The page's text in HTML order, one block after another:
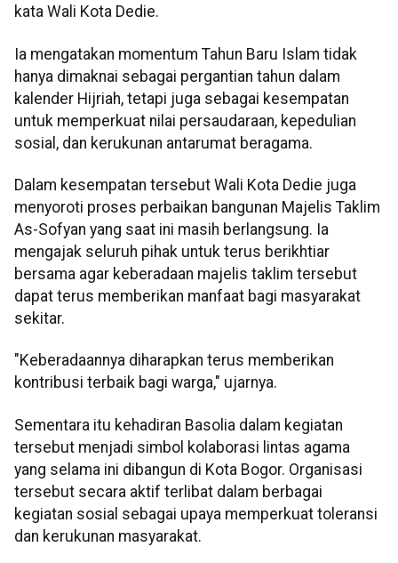
kata Wali Kota Dedie.
Ia mengatakan momentum Tahun Baru Islam tidak
hanya dimaknai sebagai pergantian tahun dalam
kalender Hijriah, tetapi juga sebagai kesempatan
untuk memperkuat nilai persaudaraan, kepedulian
sosial, dan kerukunan antarumat beragama.
Dalam kesempatan tersebut Wali Kota Dedie juga
menyoroti proses perbaikan bangunan Majelis Taklim
As-Sofyan yang saat ini masih berlangsung. Ia
mengajak seluruh pihak untuk terus berikhtiar
bersama agar keberadaan majelis taklim tersebut
dapat terus memberikan manfaat bagi masyarakat
sekitar.
"Keberadaannya diharapkan terus memberikan
kontribusi terbaik bagi warga," ujarnya.
Sementara itu kehadiran Basolia dalam kegiatan
tersebut menjadi simbol kolaborasi lintas agama
yang selama ini dibangun di Kota Bogor. Organisasi
tersebut secara aktif terlibat dalam berbagai
kegiatan sosial sebagai upaya memperkuat toleransi
dan kerukunan masyarakat.